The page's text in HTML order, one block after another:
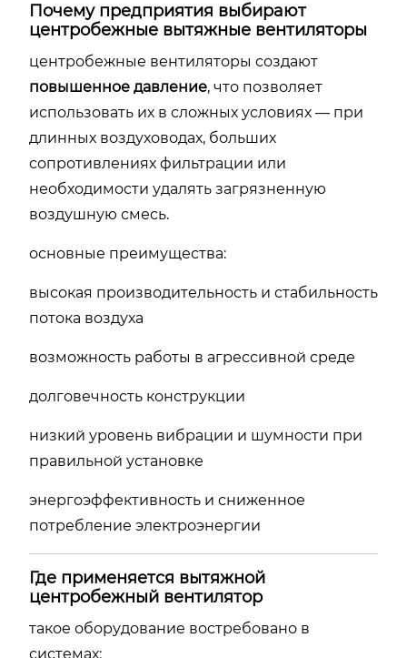
Почему предприятия выбирают
центробежные вытяжные вентиляторы
центробежные вентиляторы создают
повышенное давление, что позволяет
использовать их в сложных условиях — при
длинных воздуховодах, больших
сопротивлениях фильтрации или
необходимости удалять загрязненную
воздушную смесь.
основные преимущества:
высокая производительность и стабильность
потока воздуха
возможность работы в агрессивной среде
долговечность конструкции
низкий уровень вибрации и шумности при
правильной установке
энергоэффективность и сниженное
потребление электроэнергии
Где применяется вытяжной
центробежный вентилятор
такое оборудование востребовано в
системах: